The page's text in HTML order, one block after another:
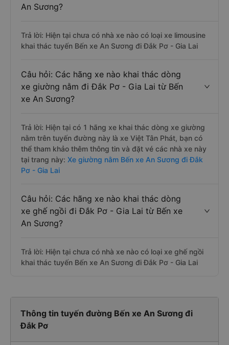
An Sương?
Trả lời: Hiện tại chưa có nhà xe nào có loại xe limousine
khai thác tuyến Bến xe An Sương đi Đắk Pơ - Gia Lai
Câu hỏi: Các hãng xe nào khai thác dòng
xe giường nằm đi Đắk Pơ - Gia Lai từ Bến
xe An Sương?
Trả lời: Hiện tại có 1 hãng xe khai thác dòng xe giường
nằm trên tuyến đường này là xe Việt Tân Phát, bạn có
thể tham khảo thêm thông tin và đặt vé các nhà xe này
tại trang này: Xe giường nằm Bến xe An Sương đi Đắk
Pơ - Gia Lai
Câu hỏi: Các hãng xe nào khai thác dòng
xe ghế ngồi đi Đắk Pơ - Gia Lai từ Bến xe
An Sương?
Trả lời: Hiện tại chưa có nhà xe nào có loại xe ghế ngồi
khai thác tuyến Bến xe An Sương đi Đắk Pơ - Gia Lai
Thông tin tuyến đường Bến xe An Sương đi
Đắk Pơ